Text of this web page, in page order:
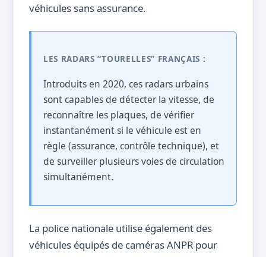
véhicules sans assurance.
LES RADARS “TOURELLES” FRANÇAIS :
Introduits en 2020, ces radars urbains
sont capables de détecter la vitesse, de
reconnaître les plaques, de vérifier
instantanément si le véhicule est en
règle (assurance, contrôle technique), et
de surveiller plusieurs voies de circulation
simultanément.
La police nationale utilise également des
véhicules équipés de caméras ANPR pour